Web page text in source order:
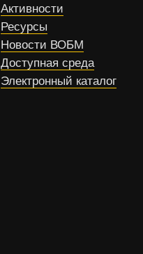
Активности
Ресурсы
Новости ВОБМ
Доступная среда
Электронный каталог